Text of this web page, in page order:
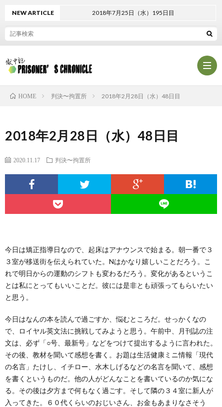
フ
ル
ラ
シ
リ
シ
ー
お
合
NEW ARTICLE 2018年7月25日（水）195日目
HOME 判決〜拘置所 2018年2月28日（水）48日目
2018年2月28日（水）48日目
2020.11.17 判決〜拘置所
今日は矯正指導日なので、起床はアナウンスで始まる。朝一番で３
３室が移送街を伝えられていた。Nはかなり嬉しいことだろう。こ
れで明日からの運動のシフトも変わるだろう。変化があるというこ
とは私にとってもいいことだ。彼には是非とも頑張ってもらいたい
と思う。
今日はなんの本を読んで過ごすか、悩むところだ。せっかくなの
で、ロイヤル英文法に挑戦してみようと思う。午前中、月刊誌の注
文は、必ず「○号、最新号」などをつけて提出するように言われた。
その後、教材を聞いて感想を書く。お題は生活健康ミニ情報「現代
の名言」たけし、イチロー、水木しげるなどの名言を聞いて、感想
を書くというものだ。他の人がどんなことを書いているのか気にな
る。その後は夕方まで何もなく過ごす。そして隣の３４室に新人が
入ってきた。６０代くらいのおじいさん、お金もあまりなさそう